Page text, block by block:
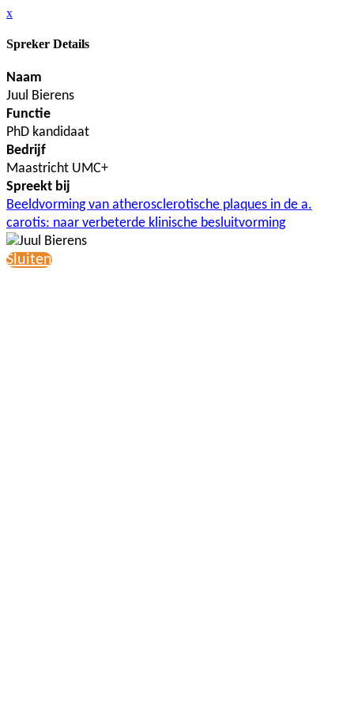
x
Spreker Details
Naam
Juul Bierens
Functie
PhD kandidaat
Bedrijf
Maastricht UMC+
Spreekt bij
Beeldvorming van atherosclerotische plaques in de a.
carotis: naar verbeterde klinische besluitvorming
Sluiten